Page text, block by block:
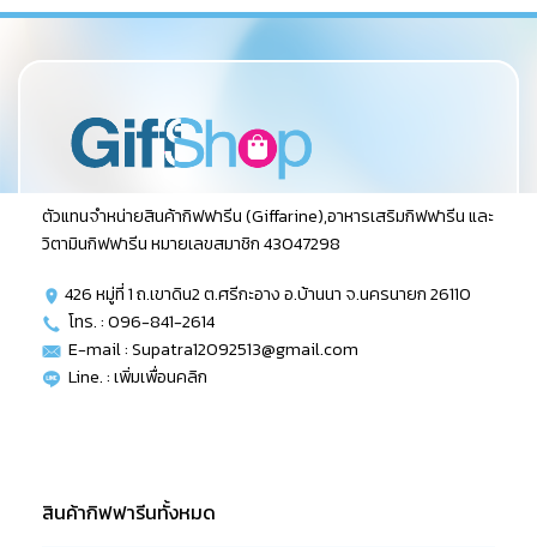
ตัวแทนจำหน่ายสินค้ากิฟฟารีน (Giffarine),อาหารเสริมกิฟฟารีน และ
วิตามินกิฟฟารีน หมายเลขสมาชิก 43047298
426 หมู่ที่ 1 ถ.เขาดิน2 ต.ศรีกะอาง อ.บ้านนา จ.นครนายก 26110
โทร. : 096-841-2614
E-mail : Supatra12092513@gmail.com
Line. :เพิ่มเพื่อนคลิก
สินค้ากิฟฟารีนทั้งหมด